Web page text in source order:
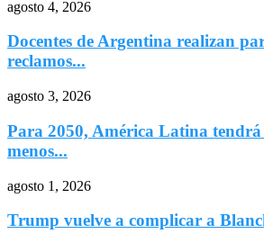
agosto 4, 2026
Docentes de Argentina realizan
reclamos...
agosto 3, 2026
Para 2050, América Latina
menos...
agosto 1, 2026
Trump vuelve a complicar a